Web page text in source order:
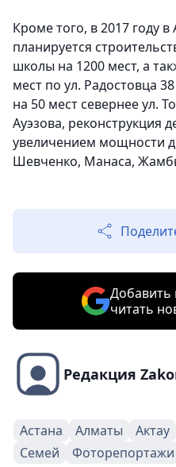
Кроме того, в 2017 году
планируется
школы на 1200 мест, а
мест по ул. Радостовца
на 50 мест севернее ул.
Ауэзова, реконструкция
увеличением мощности
Шевченко, Манаса,
Добавить
читать
Редакция
Астана Алматы Актау
Семей
Фоторепортажи